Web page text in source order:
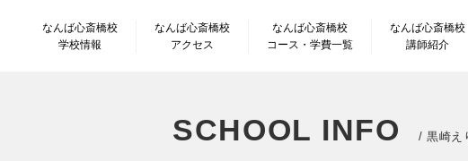
なんば心斎橋校
学校情報
なんば心斎橋校
アクセス
なんば心斎橋校
コース・学費一覧
なんば心斎橋校
講師紹介
SCHOOL INFO / 黒崎え